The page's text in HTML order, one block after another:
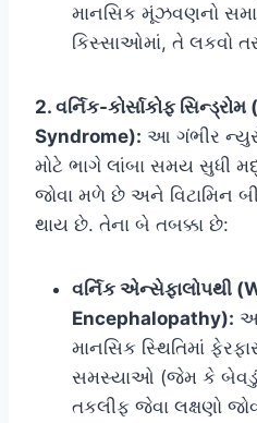
માનસિક મૂંઝવણનો
કિસ્સાઓમાં, તે લકવો
2. વર્નિક-કોર્સાકોફ
Syndrome): આ ગંભીર
મોટે ભાગે લાંબા સમય સુધી
જોવા મળે છે અને વિટામિન
થાય છે. તેના બે તબક્કા છે:
વર્નિક એન્સેફાલોપથી
Encephalopathy): આ
માનસિક સ્થિતિમાં
સમસ્યાઓ (જેમ કે બેવડું
તકલીફ જેવા લક્ષણો